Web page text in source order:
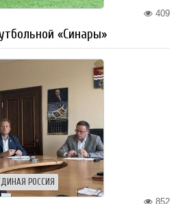
409
«Синары»
РОССИЯ
852